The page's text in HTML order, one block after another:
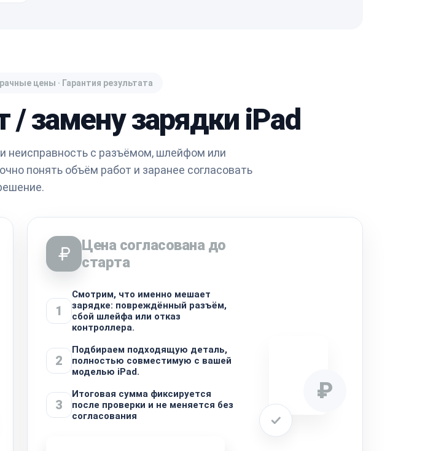
цены · Гарантия результата
/ замену зарядки iPad
неисправность с разъёмом, шлейфом или
понять объём работ и заранее согласовать
Цена согласована до
старта
1
Смотрим, что именно мешает
зарядке: повреждённый разъём,
сбой шлейфа или отказ
контроллера.
2
Подбираем подходящую деталь,
полностью совместимую с вашей
моделью iPad.
3
Итоговая сумма фиксируется
после проверки и не меняется без
согласования
₽